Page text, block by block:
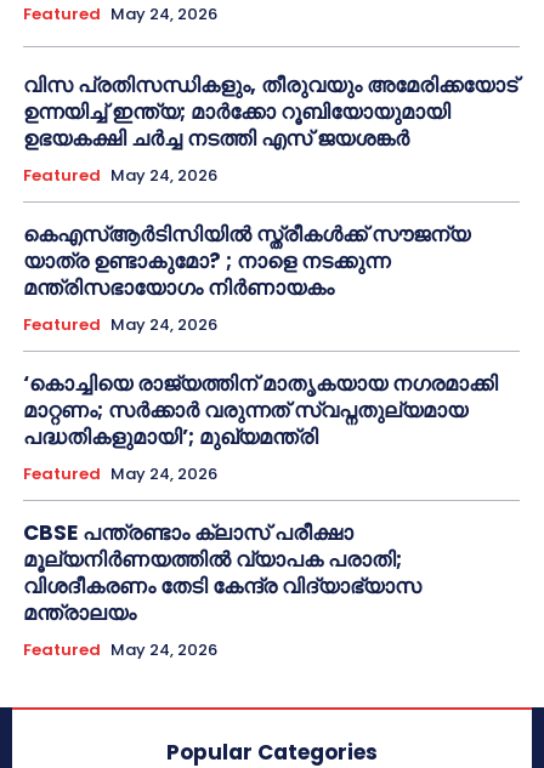
Featured May 24, 2026
വിസ പ്രതിസന്ധികളും, തീരുവയും അമേരിക്കയോട്
ഉന്നയിച്ച് ഇന്ത്യ; മാർക്കോ റൂബിയോയുമായി
ഉഭയകക്ഷി ചർച്ച നടത്തി എസ് ജയശങ്കർ
Featured May 24, 2026
കെഎസ്ആർടിസിയിൽ സ്ത്രീകൾക്ക് സൗജന്യ
യാത്ര ഉണ്ടാകുമോ? ; നാളെ നടക്കുന്ന
മന്ത്രിസഭായോഗം നിർണായകം
Featured May 24, 2026
‘കൊച്ചിയെ രാജ്യത്തിന് മാതൃകയായ നഗരമാക്കി
മാറ്റണം; സർക്കാർ വരുന്നത് സ്വപ്നതുല്യമായ
പദ്ധതികളുമായി’; മുഖ്യമന്ത്രി
Featured May 24, 2026
CBSE പന്ത്രണ്ടാം ക്ലാസ് പരീക്ഷാ
മൂല്യനിർണയത്തിൽ വ്യാപക പരാതി;
വിശദീകരണം തേടി കേന്ദ്ര വിദ്യാഭ്യാസ
മന്ത്രാലയം
Featured May 24, 2026
Popular Categories